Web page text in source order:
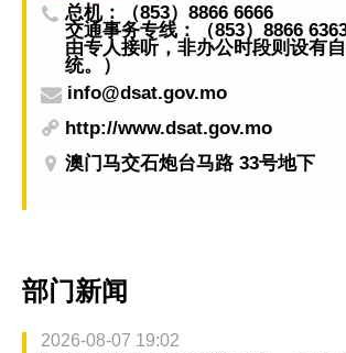
总机：（853）8866 6666
交通事务专线：（853）8866
由专人接听，非办公时段则设有
统。）
info@dsat.gov.mo
http://www.dsat.gov.mo
澳门马交石炮台马路 33号地下
部门新闻
2026-08-07 19:02